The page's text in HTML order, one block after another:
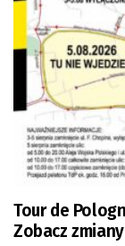
Tour de
Zobacz